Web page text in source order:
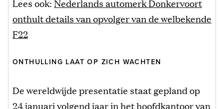
Lees ook:Nederlands automerk Donkervoort
onthult details van opvolger van de welbekende
F22
ONTHULLING LAAT OP ZICH WACHTEN
De wereldwijde presentatie staat gepland op
24 januari volgend jaar in het hoofdkantoor van